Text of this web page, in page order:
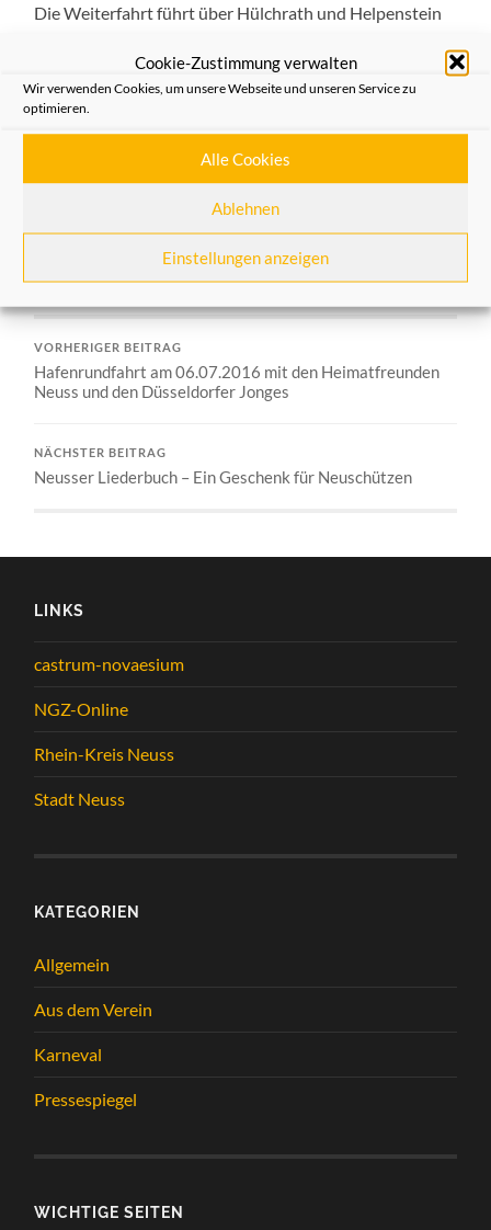
Cookie-Zustimmung verwalten
Wir verwenden Cookies, um unsere Webseite und unseren Service zu
optimieren.
Alle Cookies
Ablehnen
Einstellungen anzeigen
Die Weiterfahrt führt über Hülchrath und Helpenstein
der Nordkanalallee.
Wegen der begrenzten Teilnehmerzahl ist eine
Anmeldung in der Geschäftsstelle Michaelstraße oder in
der Einhorn-Apotheke am Büchel zu dieser rund 40 km
Mittelterrassenlandschaft erforderlich.
Allgemein,Aus dem Verein
VORHERIGER BEITRAG
Hafenrundfahrt am 06.07.2016 mit den Heimatfreunden
Neuss und den Düsseldorfer Jonges
NÄCHSTER BEITRAG
Neusser Liederbuch – Ein Geschenk für Neuschützen
LINKS
castrum-novaesium
NGZ-Online
Rhein-Kreis Neuss
Stadt Neuss
KATEGORIEN
Allgemein
Aus dem Verein
Karneval
Pressespiegel
WICHTIGE SEITEN